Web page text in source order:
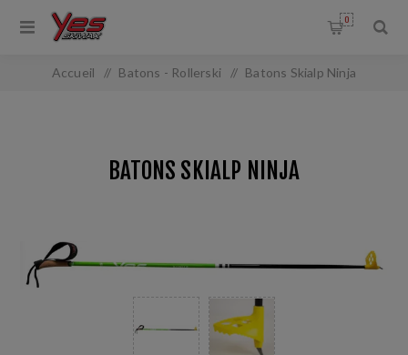
0
Accueil / Batons - Rollerski / Batons Skialp Ninja
BATONS SKIALP NINJA